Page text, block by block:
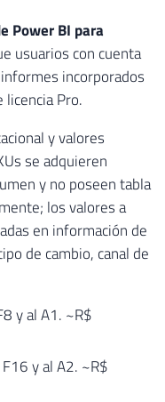
Power BI para
usuarios con cuenta
incorporados
licencia Pro.
y valores
se adquieren
y no poseen tabla
los valores a
en información de
de cambio, canal de
y al A1. ~R$
y al A2. ~R$